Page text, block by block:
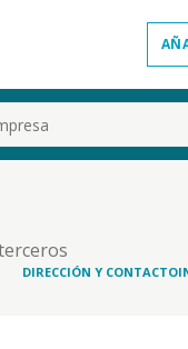
marketing
DIRECCIÓN Y CONTACTO